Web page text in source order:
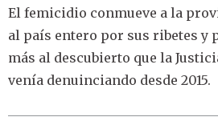
El femicidio conmueve a la
al país entero por sus ribetes y
más al descubierto que la
venía denuinciando desde 2015.